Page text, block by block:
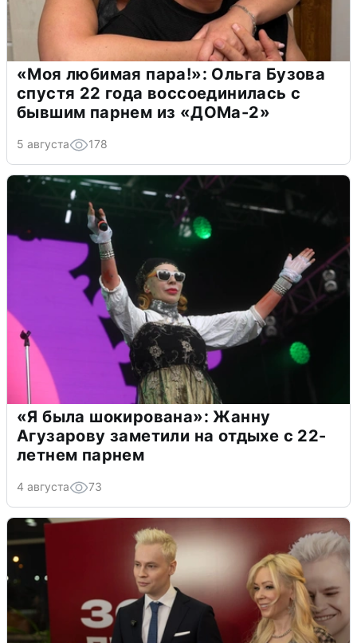
«Моя любимая пара!»: Ольга Бузова
спустя 22 года воссоединилась с
бывшим парнем из «ДОМа-2»
5 августа 178
«Я была шокирована»: Жанну
Агузарову заметили на отдыхе с 22-
летнем парнем
4 августа 73